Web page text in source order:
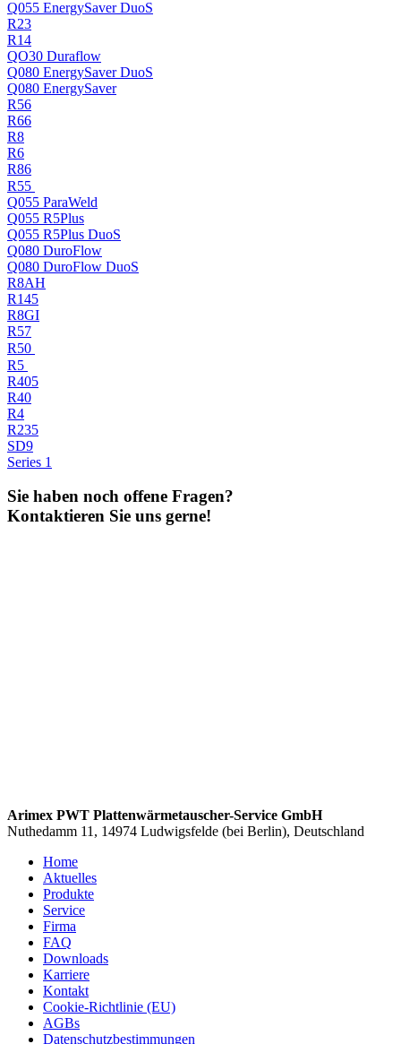
Q055 EnergySaver DuoS
R23
R14
QO30 Duraflow
Q080 EnergySaver DuoS
Q080 EnergySaver
R56
R66
R8
R6
R86
R55
Q055 ParaWeld
Q055 R5Plus
Q055 R5Plus DuoS
Q080 DuroFlow
Q080 DuroFlow DuoS
R8AH
R145
R8GI
R57
R50
R5
R405
R40
R4
R235
SD9
Series 1
Sie haben noch offene Fragen?
Kontaktieren Sie uns gerne!
Arimex PWT Plattenwärmetauscher-Service GmbH
Nuthedamm 11, 14974 Ludwigsfelde (bei Berlin), Deutschland
Home
Aktuelles
Produkte
Service
Firma
FAQ
Downloads
Karriere
Kontakt
Cookie-Richtlinie (EU)
AGBs
Datenschutzbestimmungen